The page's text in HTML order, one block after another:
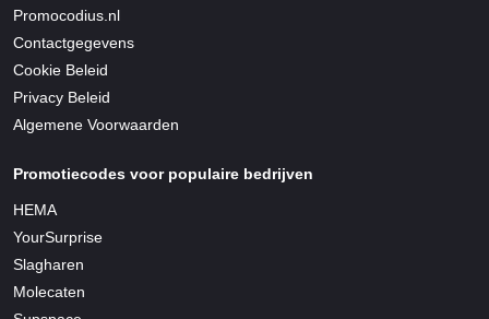
Promocodius.nl
Contactgegevens
Cookie Beleid
Privacy Beleid
Algemene Voorwaarden
Promotiecodes voor populaire bedrijven
HEMA
YourSurprise
Slagharen
Molecaten